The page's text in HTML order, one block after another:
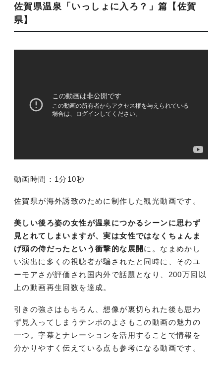
佐賀県温泉「いっしょに入ろ？」篇【佐賀
県】
動画時間：1分10秒
佐賀県が海外誘致のために制作した観光動画です。
美しい後ろ姿の女性が温泉につかるシーンに思わず
見とれてしまいますが、実は女性ではなくちょんま
げ頭の侍だったという衝撃的な展開 に。なまめかし
い演出に多くの視聴者が騙されたと同時に、そのユ
ーモアさが評価され国内外で話題となり、200万回以
上の動画再生回数を達成。
引きの強さはもちろん、想像が裏切られた後も思わ
ず見入ってしまうテンポのよさもこの動画の魅力の
一つ。字幕とナレーションを活用することで情報を
分かりやすく伝えている点も参考になる動画です。